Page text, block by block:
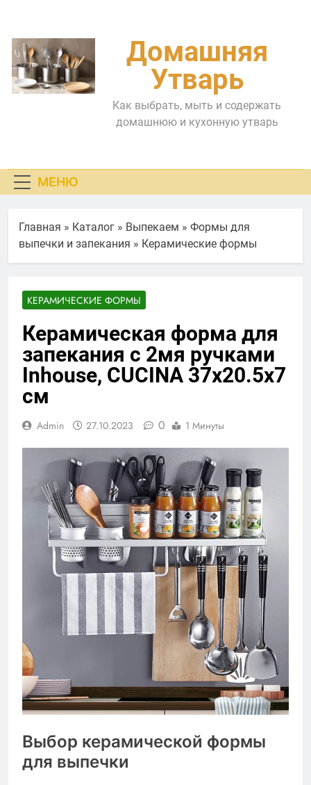
содержимому
Домашняя
Утварь
Как выбрать, мыть и содержать
домашнюю и кухонную утварь
МЕНЮ
Главная » Каталог » Выпекаем » Формы для
выпечки и запекания » Керамические формы
КЕРАМИЧЕСКИЕ ФОРМЫ
Керамическая форма для
запекания с 2мя ручками
Inhouse, CUCINA 37х20.5х7
см
Admin 27.10.2023 0 1 Минуты
Выбор керамической формы
для выпечки